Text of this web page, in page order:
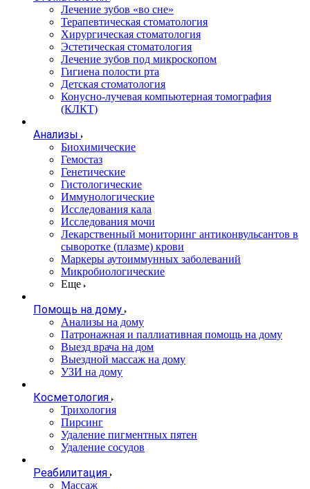
Лечение зубов «во сне»
Терапевтическая стоматология
Хирургическая стоматология
Эстетическая стоматология
Лечение зубов под микроскопом
Гигиена полости рта
Детская стоматология
Конусно-лучевая компьютерная томография
(КЛКТ)
Анализы
Биохимические
Гемостаз
Генетические
Гистологические
Иммунологические
Исследования кала
Исследования мочи
Лекарственный мониторинг антиконвульсантов в
сыворотке (плазме) крови
Маркеры аутоиммунных заболеваний
Микробиологические
Еще
Помощь на дому
Анализы на дому
Патронажная и паллиативная помощь на дому
Выезд врача на дом
Выездной массаж на дому
УЗИ на дому
Косметология
Трихология
Пирсинг
Удаление пигментных пятен
Удаление сосудов
Реабилитация
Массаж